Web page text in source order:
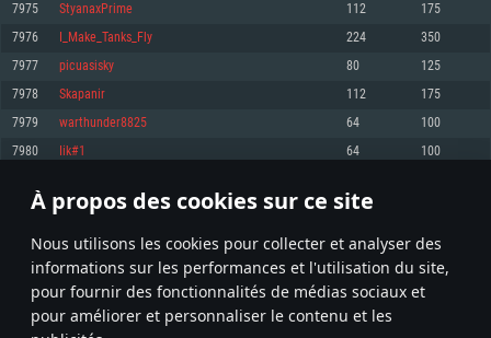
À propos des cookies sur ce site
Nous utilisons les cookies pour collecter et analyser des
informations sur les performances et l'utilisation du site,
pour fournir des fonctionnalités de médias sociaux et
pour améliorer et personnaliser le contenu et les
Recommandée
1060 et plus, Radeon RX 570 et plus.
Disque dur: 75.9 Go (client complet)
Recommandée
OS: Mac OS Big Sur 11.0 ou plus récent
Processeur: Core i7 (Les processeurs Intel Xeon ne sont pas supportés)
Mémoire: 8 GB
Carte graphique: Radeon Vega II ou plus avec support de Metal
Disque dur: 62,2 Go (client complet)
Recommandée
OS: Ubuntu 20.04 64bit
Processeur: Intel Core i7
Mémoire: 8 GB
Carte graphique: NVIDIA 1060 avec les derniers drivers (moins de 6 mois) /
6 mois et supportant Vulkan
Connection: Connexion Internet à haut débit
Disque dur: 60,2 Go (client complet)
7975 StyanaxPrime 112 175
7976 I_Make_Tanks_Fly 224 350
7977 picuasisky 80 125
7978 Skapanir 112 175
7979 warthunder8825 64 100
7980 Iik#1 64 100
* Classement mis à jour quotidiennement
398 399 400 499